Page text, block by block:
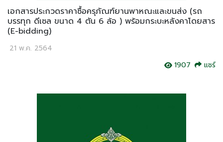
เอกสารประกวดราคาซื้อครุภัณฑ์ยานพาหณะและขนส่ง (รถ
บรรทุก ดีเซล ขนาด 4 ตัน 6 ล้อ ) พร้อมกระบะหลังคาโดยสาร
(E-bidding)
21 พ.ค. 2564
1907
แชร์